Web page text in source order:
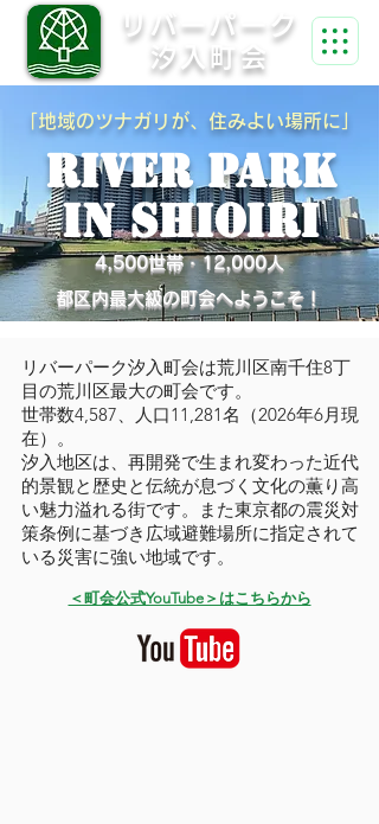
リバーパーク
汐入町会
「地域のツナガリが、住みよい場所に」
RIVER PARK
in Shioiri
4,500世帯・12,000人
都区内最大級の町会へようこそ！
リバーパーク汐入町会は荒川区南千住8丁
目の荒川区最大の町会です。
世帯数4,587、人口11,281名（2026年6月現
在）。
汐入地区は、再開発で生まれ変わった近代
的景観と歴史と伝統が息づく文化の薫り高
い魅力溢れる街です。また東京都の震災対
策条例に基づき広域避難場所に指定されて
いる災害に強い地域です。
＜町会公式YouTube＞はこちらから